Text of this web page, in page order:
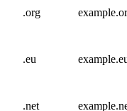
.org
.eu
.net